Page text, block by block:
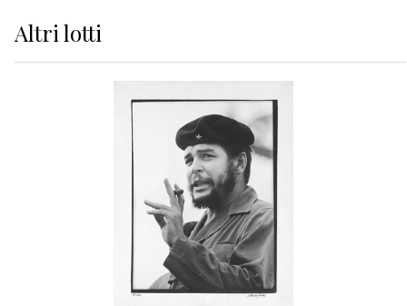
Altrilotti